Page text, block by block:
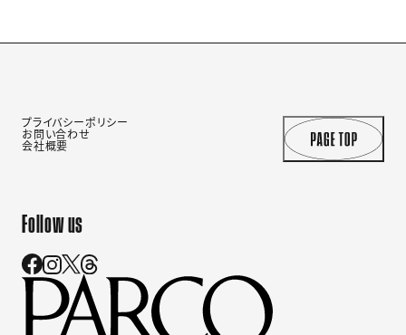
プライバシーポリシー
お問い合わせ
会社概要
Follow us